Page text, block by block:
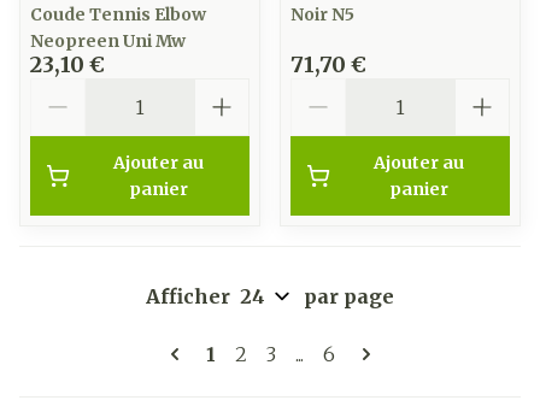
Coude Tennis Elbow
Neopreen Uni Mw
23,10 €
Ajouter au
panier
Noir N5
71,70 €
Ajouter au
panier
Pages
Vous lisez actuellement la page
1 Page
2 Page
3 ... Page
6
Afficher par page